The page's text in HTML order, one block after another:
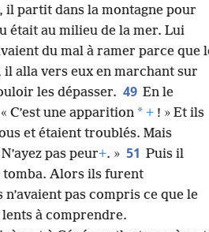
partit dans la montagne pour
était au milieu de la mer. Lui
du mal à ramer parce que
alla vers eux en marchant sur
les dépasser. 49 En le
C’est une apparition * + ! » Et ils
et étaient troublés. Mais
pas peur+. » 51 Puis il
tomba. Alors ils furent
n’avaient pas compris ce que le
à comprendre.